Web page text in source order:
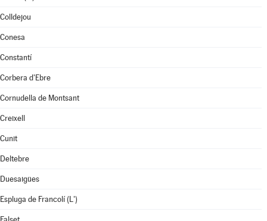
Colldejou
Conesa
Constantí
Corbera d'Ebre
Cornudella de Montsant
Creixell
Cunit
Deltebre
Duesaigües
Espluga de Francolí (L')